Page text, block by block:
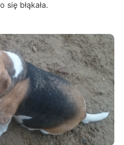
się błąkała.